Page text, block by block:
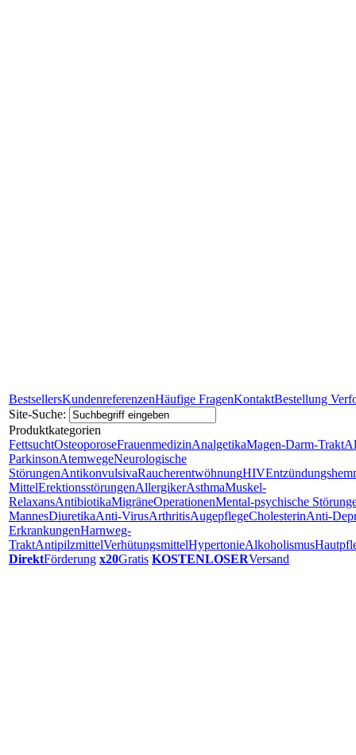
BestsellersKundenreferenzenHäufige FragenKontaktBestellung
Site-Suche:
Produktkategorien
FettsuchtOsteoporoseFrauenmedizinAnalgetikaMagen-Darm-Trakt
ParkinsonAtemwegeNeurologische
StörungenAntikonvulsivaRaucherentwöhnungHIV
MittelErektionsstörungenAllergikerAsthmaMuskel-
RelaxansAntibiotikaMigräneOperationenMental-psychische
MannesDiuretikaAnti-VirusArthritisAugepflegeCholesterinAnti-
ErkrankungenHarnweg-
TraktAntipilzmittelVerhütungsmittelHypertonieAlkoholismus
DirektFörderung x20Gratis KOSTENLOSERVersand